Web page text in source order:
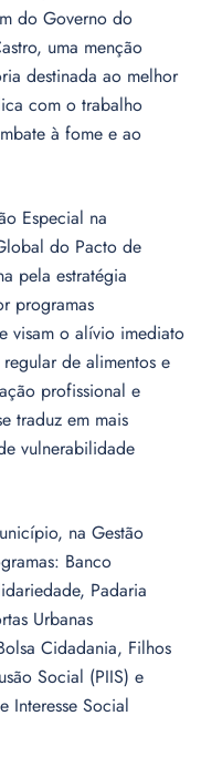
do Governo do
uma menção
destinada ao melhor
com o trabalho
à fome e ao
Especial na
do Pacto de
pela estratégia
programas
visam o alívio imediato
de alimentos e
profissional e
traduz em mais
vulnerabilidade
na Gestão
Banco
Padaria
Urbanas
Cidadania, Filhos
Social (PIIS) e
Interesse Social